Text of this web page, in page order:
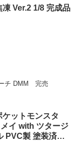
Ver.2 1/8 完成品
チ DMM 完売
ットモンスタ
イ with ツタージ
PVC製 塗装済み